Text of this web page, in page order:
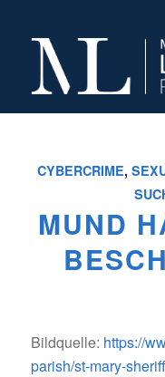
CYBERCRIME,
MUND
Bildquelle: https://
parish/st-mary-